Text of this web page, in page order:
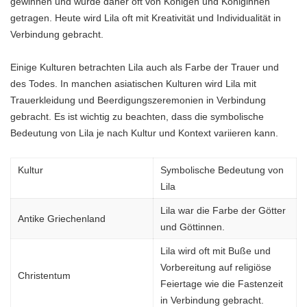
getragen. Heute wird Lila oft mit Kreativität und Individualität in
Verbindung gebracht.
Einige Kulturen betrachten Lila auch als Farbe der Trauer und
des Todes. In manchen asiatischen Kulturen wird Lila mit
Trauerkleidung und Beerdigungszeremonien in Verbindung
gebracht. Es ist wichtig zu beachten, dass die symbolische
Bedeutung von Lila je nach Kultur und Kontext variieren kann.
Kultur
Symbolische Bedeutung von
Lila
Antike Griechenland
Lila war die Farbe der Götter
und Göttinnen.
Christentum
Lila wird oft mit Buße und
Vorbereitung auf religiöse
Feiertage wie die Fastenzeit
in Verbindung gebracht.